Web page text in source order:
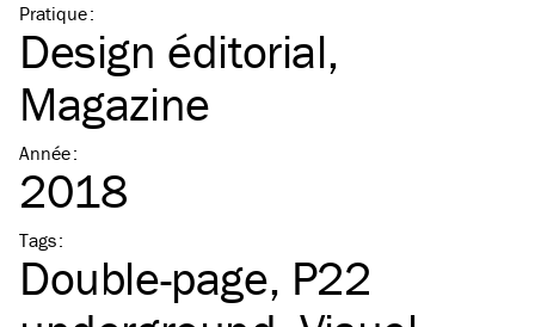
Pratique:
Design éditorial
Magazine
Année:
2018
Tags:
Double-page P22